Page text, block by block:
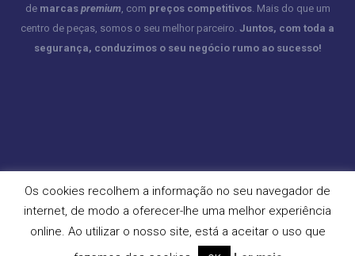
de marcas premium, com preços competitivos. Mais do que um
centro de peças, somos o seu melhor parceiro. Juntos, com toda a
segurança, conduzimos o seu negócio rumo ao sucesso!
Os cookies recolhem a informação no seu navegador de
internet, de modo a oferecer-lhe uma melhor experiência
online. Ao utilizar o nosso site, está a aceitar o uso que